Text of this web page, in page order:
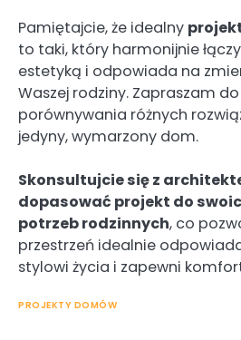
Pamiętajcie, że idealny
to taki, który harmonijnie
estetyką i odpowiada na
Waszej rodziny. Zapraszam
porównywania różnych
jedyny, wymarzony dom.
Skonsultujcie się z
dopasować projekt do
potrzeb rodzinnych, co
przestrzeń idealnie
stylowi życia i zapewni
PROJEKTY DOMÓW